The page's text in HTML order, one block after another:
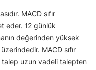
MACD sıfır
eder. 12 günlük
değerinden yüksek
MACD sıfır
talep uzun vadeli talepten